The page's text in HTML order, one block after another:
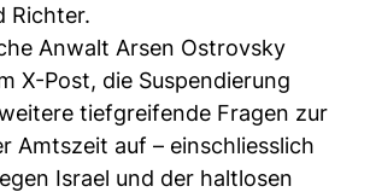
Richter.
Anwalt Arsen Ostrovsky
X-Post, die Suspendierung
tiefgreifende Fragen zur
Amtszeit auf – einschliesslich
Israel und der haltlosen